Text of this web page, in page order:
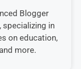
Blogger
specializing in
on education,
more.